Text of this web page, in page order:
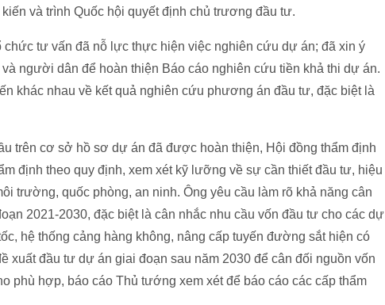
và trình Quốc hội quyết định chủ trương đầu tư.
chức tư vấn đã nỗ lực thực hiện việc nghiên cứu dự án; đã xin ý
người dân để hoàn thiện Báo cáo nghiên cứu tiền khả thi dự án.
khác nhau về kết quả nghiên cứu phương án đầu tư, đặc biệt là
trên cơ sở hồ sơ dự án đã được hoàn thiện, Hội đồng thẩm định
định theo quy định, xem xét kỹ lưỡng về sự cần thiết đầu tư, hiệu
trường, quốc phòng, an ninh. Ông yêu cầu làm rõ khả năng cân
2021-2030, đặc biệt là cân nhắc nhu cầu vốn đầu tư cho các dự
hệ thống cảng hàng không, nâng cấp tuyến đường sắt hiện có
xuất đầu tư dự án giai đoạn sau năm 2030 để cân đối nguồn vốn
phù hợp, báo cáo Thủ tướng xem xét để báo cáo các cấp thẩm